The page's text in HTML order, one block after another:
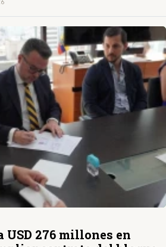
USD 276 millones en